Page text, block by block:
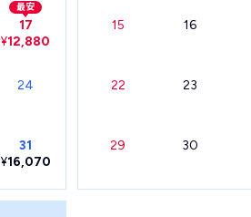
最安
17
¥12,880
24
31
¥16,070
15 16
22 23
29 30